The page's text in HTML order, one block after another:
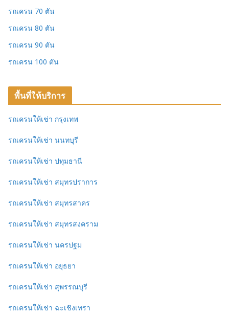
รถเครน 70 ตัน
รถเครน 80 ตัน
รถเครน 90 ตัน
รถเครน 100 ตัน
พื้นที่ให้บริการ
รถเครนให้เช่า กรุงเทพ
รถเครนให้เช่า นนทบุรี
รถเครนให้เช่า ปทุมธานี
รถเครนให้เช่า สมุทรปราการ
รถเครนให้เช่า สมุทรสาคร
รถเครนให้เช่า สมุทรสงคราม
รถเครนให้เช่า นครปฐม
รถเครนให้เช่า อยุธยา
รถเครนให้เช่า สุพรรณบุรี
รถเครนให้เช่า ฉะเชิงเทรา